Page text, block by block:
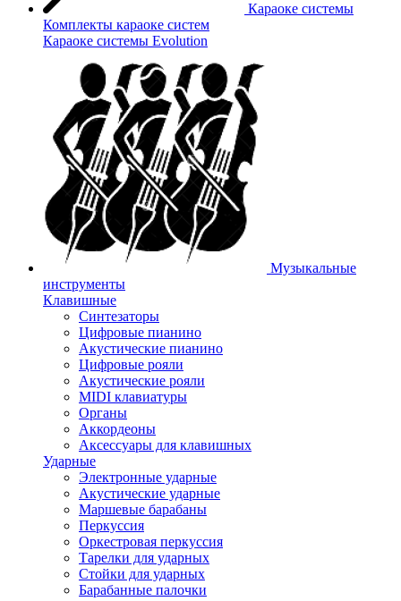
Караоке системы
Комплекты караоке систем
Караоке системы Evolution
Музыкальные
инструменты
Клавишные
Синтезаторы
Цифровые пианино
Акустические пианино
Цифровые рояли
Акустические рояли
MIDI клавиатуры
Органы
Аккордеоны
Аксессуары для клавишных
Ударные
Электронные ударные
Акустические ударные
Маршевые барабаны
Перкуссия
Оркестровая перкуссия
Тарелки для ударных
Стойки для ударных
Барабанные палочки